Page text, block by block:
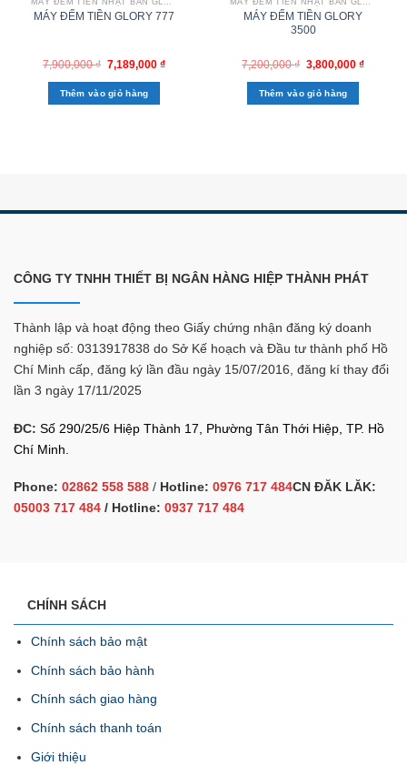
MÁY ĐẾM TIỀN NHẬT BẢN GLORY
MÁY ĐẾM TIỀN GLORY 777
7,900,000₫ 7,189,000 ₫
Thêm vào giỏ hàng
MÁY ĐẾM TIỀN NHẬT BẢN GLORY
MÁY ĐẾM TIỀN GLORY
3500
7,200,000₫ 3,800,000 ₫
Thêm vào giỏ hàng
CÔNG TY TNHH THIẾT BỊ NGÂN HÀNG HIỆP THÀNH PHÁT
Thành lập và hoạt động theo Giấy chứng nhận đăng ký doanh
nghiệp số: 0313917838 do Sở Kế hoạch và Đầu tư thành phố Hồ
Chí Minh cấp, đăng ký lần đầu ngày 15/07/2016, đăng kí thay đổi
lần 3 ngày 17/11/2025
ĐC: Số 290/25/6 Hiệp Thành 17, Phường Tân Thới Hiệp, TP. Hồ
Chí Minh.
Phone: 02862 558 588 / Hotline: 0976 717 484CN ĐĂK LĂK:
05003 717 484 / Hotline: 0937 717 484
CHÍNH SÁCH
Chính sách bảo mật
Chính sách bảo hành
Chính sách giao hàng
Chính sách thanh toán
Giới thiệu